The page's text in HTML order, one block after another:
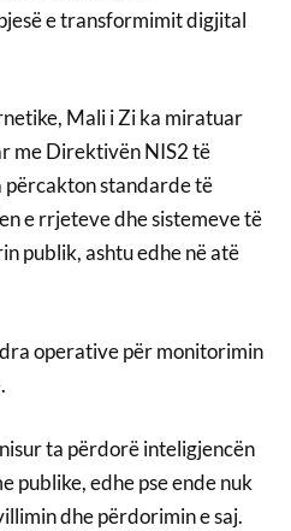
e transformimit digjital
Mali i Zi ka miratuar
me Direktivën NIS2 të
përcakton standarde të
e rrjeteve dhe sistemeve të
publik, ashtu edhe në atë
operative për monitorimin
ta përdorë inteligjencën
publike, edhe pse ende nuk
dhe përdorimin e saj.